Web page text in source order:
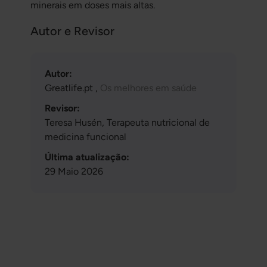
minerais em doses mais altas.
Autor e Revisor
Autor:
Greatlife.pt , Os melhores em saúde
Revisor:
Teresa Husén, Terapeuta nutricional de
medicina funcional
Última atualização:
29 Maio 2026